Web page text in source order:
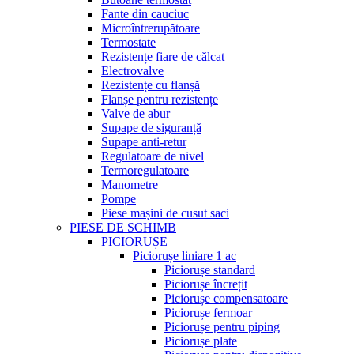
Fante din cauciuc
Microîntrerupătoare
Termostate
Rezistențe fiare de călcat
Electrovalve
Rezistențe cu flanșă
Flanșe pentru rezistențe
Valve de abur
Supape de siguranță
Supape anti-retur
Regulatoare de nivel
Termoregulatoare
Manometre
Pompe
Piese mașini de cusut saci
PIESE DE SCHIMB
PICIORUȘE
Piciorușe liniare 1 ac
Piciorușe standard
Piciorușe încrețit
Piciorușe compensatoare
Piciorușe fermoar
Piciorușe pentru piping
Piciorușe plate